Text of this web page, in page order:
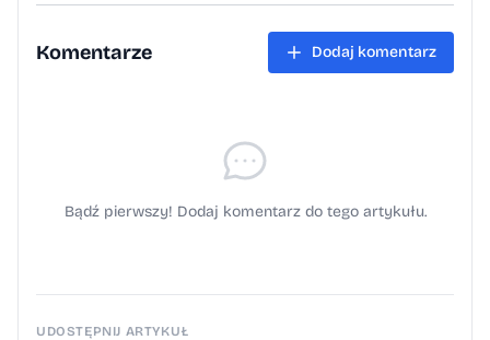
Komentarze Dodaj komentarz
Bądź pierwszy! Dodaj komentarz do tego artykułu.
UDOSTĘPNIJ ARTYKUŁ